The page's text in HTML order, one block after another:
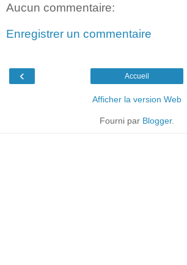
Aucun commentaire:
Enregistrer un commentaire
‹ Accueil
Afficher la version Web
Fourni par Blogger.